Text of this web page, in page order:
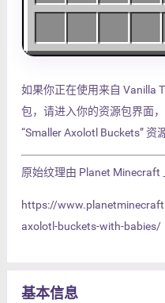
如果你正在使用来自 Vanilla
包，请进入你的资源包界面
“Smaller Axolotl Buckets” 资
原始纹理由 Planet Minecraft
https://
axolotl-buckets-with-babies/
基本信息